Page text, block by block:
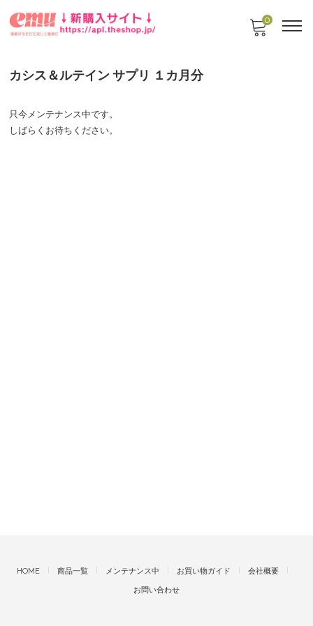
0
カシス＆ルテイン サプリ １カ月分
只今メンテナンス中です。
しばらくお待ちください。
HOME 商品一覧 メンテナンス中 お買い物ガイド 会社概要
お問い合わせ